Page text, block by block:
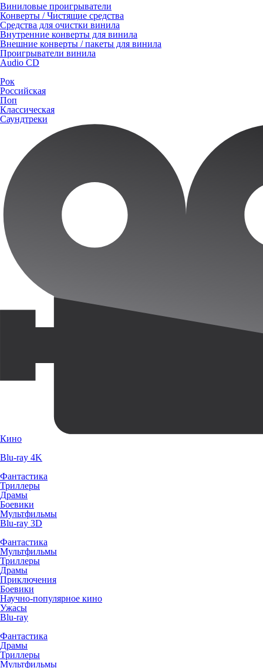
Виниловые проигрыватели
Конверты / Чистящие средства
Средства для очистки винила
Внутренние конверты для винила
Внешние конверты / пакеты для винила
Проигрыватели винила
Audio CD
Рок
Российская
Поп
Классическая
Саундтреки
Кино
Blu-ray 4K
Фантастика
Триллеры
Драмы
Боевики
Мультфильмы
Blu-ray 3D
Фантастика
Мультфильмы
Триллеры
Драмы
Приключения
Боевики
Научно-популярное кино
Ужасы
Blu-ray
Фантастика
Драмы
Триллеры
Мультфильмы